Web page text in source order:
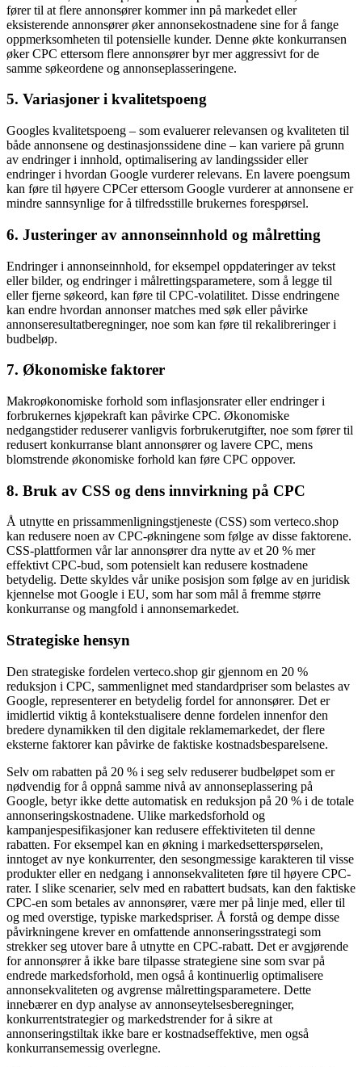
fører til at flere annonsører kommer inn på markedet eller
eksisterende annonsører øker annonsekostnadene sine for å fange
oppmerksomheten til potensielle kunder. Denne økte konkurransen
øker CPC ettersom flere annonsører byr mer aggressivt for de
samme søkeordene og annonseplasseringene.
5. Variasjoner i kvalitetspoeng
Googles kvalitetspoeng – som evaluerer relevansen og kvaliteten til
både annonsene og destinasjonssidene dine – kan variere på grunn
av endringer i innhold, optimalisering av landingssider eller
endringer i hvordan Google vurderer relevans. En lavere poengsum
kan føre til høyere CPCer ettersom Google vurderer at annonsene er
mindre sannsynlige for å tilfredsstille brukernes forespørsel.
6. Justeringer av annonseinnhold og målretting
Endringer i annonseinnhold, for eksempel oppdateringer av tekst
eller bilder, og endringer i målrettingsparametere, som å legge til
eller fjerne søkeord, kan føre til CPC-volatilitet. Disse endringene
kan endre hvordan annonser matches med søk eller påvirke
annonseresultatberegninger, noe som kan føre til rekalibreringer i
budbeløp.
7. Økonomiske faktorer
Makroøkonomiske forhold som inflasjonsrater eller endringer i
forbrukernes kjøpekraft kan påvirke CPC. Økonomiske
nedgangstider reduserer vanligvis forbrukerutgifter, noe som fører til
redusert konkurranse blant annonsører og lavere CPC, mens
blomstrende økonomiske forhold kan føre CPC oppover.
8. Bruk av CSS og dens innvirkning på CPC
Å utnytte en prissammenligningstjeneste (CSS) som verteco.shop
kan redusere noen av CPC-økningene som følge av disse faktorene.
CSS-plattformen vår lar annonsører dra nytte av et 20 % mer
effektivt CPC-bud, som potensielt kan redusere kostnadene
betydelig. Dette skyldes vår unike posisjon som følge av en juridisk
kjennelse mot Google i EU, som har som mål å fremme større
konkurranse og mangfold i annonsemarkedet.
Strategiske hensyn
Den strategiske fordelen verteco.shop gir gjennom en 20 %
reduksjon i CPC, sammenlignet med standardpriser som belastes av
Google, representerer en betydelig fordel for annonsører. Det er
imidlertid viktig å kontekstualisere denne fordelen innenfor den
bredere dynamikken til den digitale reklamemarkedet, der flere
eksterne faktorer kan påvirke de faktiske kostnadsbesparelsene.
Selv om rabatten på 20 % i seg selv reduserer budbeløpet som er
nødvendig for å oppnå samme nivå av annonseplassering på
Google, betyr ikke dette automatisk en reduksjon på 20 % i de totale
annonseringskostnadene. Ulike markedsforhold og
kampanjespesifikasjoner kan redusere effektiviteten til denne
rabatten. For eksempel kan en økning i markedsetterspørselen,
inntoget av nye konkurrenter, den sesongmessige karakteren til visse
produkter eller en nedgang i annonsekvaliteten føre til høyere CPC-
rater. I slike scenarier, selv med en rabattert budsats, kan den faktiske
CPC-en som betales av annonsører, være mer på linje med, eller til
og med overstige, typiske markedspriser. Å forstå og dempe disse
påvirkningene krever en omfattende annonseringsstrategi som
strekker seg utover bare å utnytte en CPC-rabatt. Det er avgjørende
for annonsører å ikke bare tilpasse strategiene sine som svar på
endrede markedsforhold, men også å kontinuerlig optimalisere
annonsekvaliteten og avgrense målrettingsparametere. Dette
innebærer en dyp analyse av annonseytelsesberegninger,
konkurrentstrategier og markedstrender for å sikre at
annonseringstiltak ikke bare er kostnadseffektive, men også
konkurransemessig overlegne.